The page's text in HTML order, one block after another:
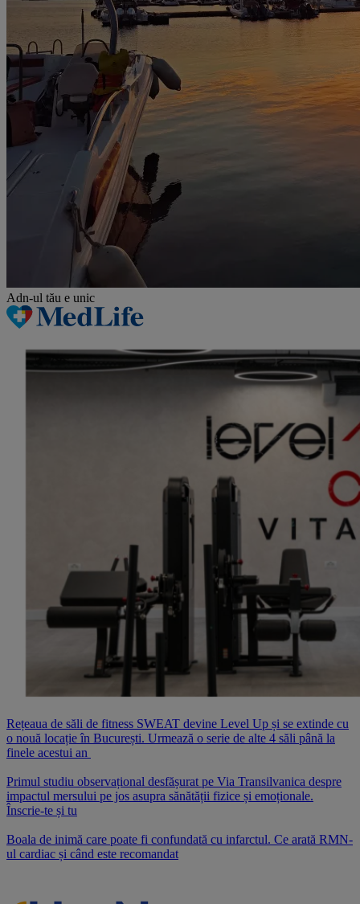
Adn-ul tău e unic
Rețeaua de săli de fitness SWEAT devine Level Up și se extinde cu
o nouă locație în București. Urmează o serie de alte 4 săli până la
finele acestui an
Primul studiu observațional desfășurat pe Via Transilvanica despre
impactul mersului pe jos asupra sănătății fizice și emoționale.
Înscrie-te și tu
Boala de inimă care poate fi confundată cu infarctul. Ce arată RMN-
ul cardiac și când este recomandat